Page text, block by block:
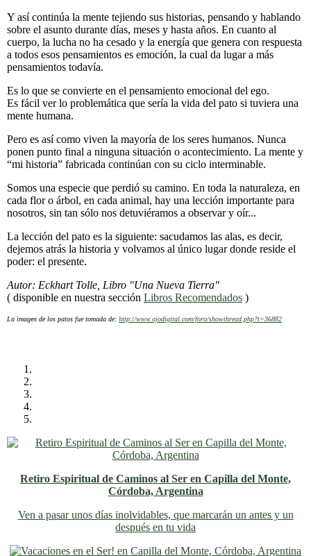
Y así continúa la mente tejiendo sus historias, pensando y hablando
sobre el asunto durante días, meses y hasta años. En cuanto al
cuerpo, la lucha no ha cesado y la energía que genera con respuesta
a todos esos pensamientos es emoción, la cual da lugar a más
pensamientos todavía.
Es lo que se convierte en el pensamiento emocional del ego.
Es fácil ver lo problemática que sería la vida del pato si tuviera una
mente humana.
Pero es así como viven la mayoría de los seres humanos. Nunca
ponen punto final a ninguna situación o acontecimiento. La mente y
“mi historia” fabricada continúan con su ciclo interminable.
Somos una especie que perdió su camino. En toda la naturaleza, en
cada flor o árbol, en cada animal, hay una lección importante para
nosotros, sin tan sólo nos detuviéramos a observar y oír...
La lección del pato es la siguiente: sacudamos las alas, es decir,
dejemos atrás la historia y volvamos al único lugar donde reside el
poder: el presente.
Autor: Eckhart Tolle, Libro "Una Nueva Tierra"
( disponible en nuestra sección Libros Recomendados )
La imagen de los patos fue tomada de: http://www.ojodigital.com/foro/showthread.php?t=36882
Retiro Espiritual de Caminos al Ser en Capilla del Monte,
Córdoba, Argentina
Ven a pasar unos días inolvidables, que marcarán un antes y un
después en tu vida